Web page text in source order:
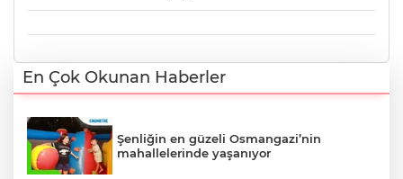
En Çok Okunan Haberler
Şenliğin en güzeli Osmangazi’nin
mahallelerinde yaşanıyor